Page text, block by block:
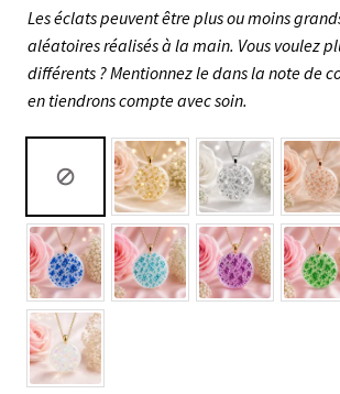
Les éclats peuvent être plus ou moins
aléatoires réalisés à la main. Vous voulez
différents ? Mentionnez le dans la note de
en tiendrons compte avec soin.